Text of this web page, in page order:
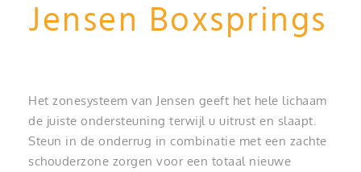
Jensen Boxsprings
Het zonesysteem van Jensen geeft het hele lichaam
de juiste ondersteuning terwijl u uitrust en slaapt.
Steun in de onderrug in combinatie met een zachte
schouderzone zorgen voor een totaal nieuwe